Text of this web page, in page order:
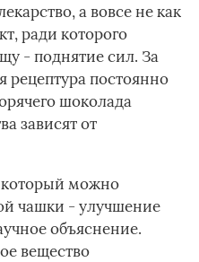
а вовсе не как
ради которого
- поднятие сил. За
рецептура постоянно
шоколада
зависят от
можно
чашки - улучшение
объяснение.
вещество